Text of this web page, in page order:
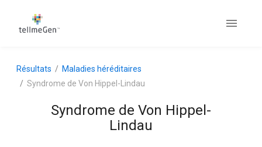
Résultats
Maladies héréditaires
Syndrome de Von Hippel-Lindau
Syndrome de Von Hippel-
Lindau